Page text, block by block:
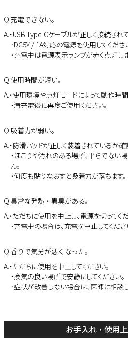
Q.充電できない。
A.・USB Type-Cケーブルが正しく接続され
・DC5V / 1A対応の電源を使用してくださ
・充電中は電源表示ランプが赤く点灯しま
Q.使用時間が短い。
A.・使用環境や点灯モードによって動作時間
・満充電後に再度ご使用ください。
Q.吸着力が弱い。
A.・防滑パッドが正しく装着されているか確
・ほこりや汚れのある場所、平らでない
ん。
・何度も貼りなおすと吸着力が落ちます。
Q.異常な発熱・異臭がある。
A.・ただちに使用を中止し、電源を切ってくだ
・充電中の場合は、充電を中止してくださ
Q.香りで気分が悪くなった。
A.・ただちに使用を中止してください。
・換気の良い場所で安静にしてください。
・症状が改善しない場合は、医師に相談し
お手入れ・使用